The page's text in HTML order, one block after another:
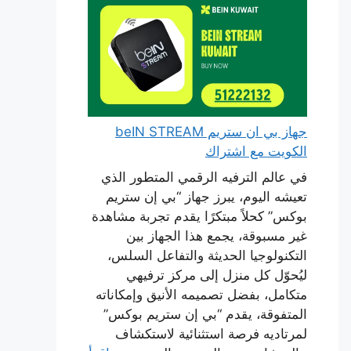
جهاز بي ان ستريم beIN STREAM
الكويت مع اشتراك
في عالم الترفيه الرقمي المتطور الذي
تعيشه اليوم، يبرز جهاز “بي إن ستريم
بوكس” كحلاً مبتكرًا يقدم تجربة مشاهدة
غير مسبوقة، يجمع هذا الجهاز بين
التكنولوجيا الحديثة والتفاعل السلس،
ليُحوّل كل منزل إلى مركز ترفيهي
متكامل، بفضل تصميمه الأنيق وإمكاناته
المتفوقة، يقدم “بي إن ستريم بوكس”
لمرتاديه فرصة استثنائية لاستكشاف